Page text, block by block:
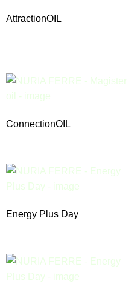
AttractionOIL
ConnectionOIL
Energy Plus Day